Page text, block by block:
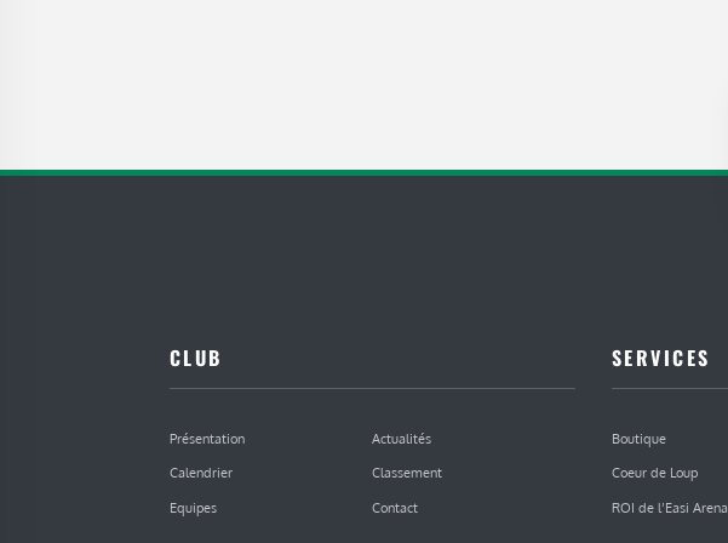
CLUB
Présentation
Actualités
Calendrier
Classement
Equipes
Contact
SERVICES
Boutique
Coeur de Loup
ROI de l’Easi Arena